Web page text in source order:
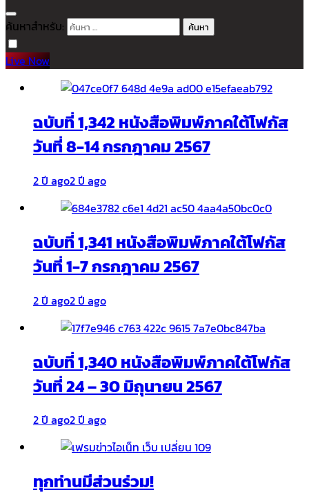
ค้นหาสำหรับ:
Live Now
ฉบับที่ 1,342 หนังสือพิมพ์ภาคใต้โฟกัส
วันที่ 8-14 กรกฎาคม 2567
2 ปี ago2 ปี ago
ฉบับที่ 1,341 หนังสือพิมพ์ภาคใต้โฟกัส
วันที่ 1-7 กรกฎาคม 2567
2 ปี ago2 ปี ago
ฉบับที่ 1,340 หนังสือพิมพ์ภาคใต้โฟกัส
วันที่ 24 – 30 มิถุนายน 2567
2 ปี ago2 ปี ago
ทุกท่านมีส่วนร่วม!